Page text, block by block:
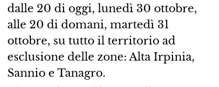
dalle 20 di oggi, lunedì 30 ottobre,
alle 20 di domani, martedì 31
ottobre, su tutto il territorio ad
esclusione delle zone: Alta Irpinia,
Sannio e Tanagro.